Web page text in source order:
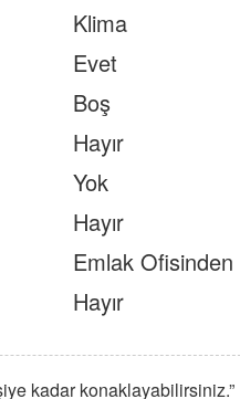
Klima
Evet
Boş
Hayır
Yok
Hayır
Emlak Ofisinden
Hayır
kadar konaklayabilirsiniz.”